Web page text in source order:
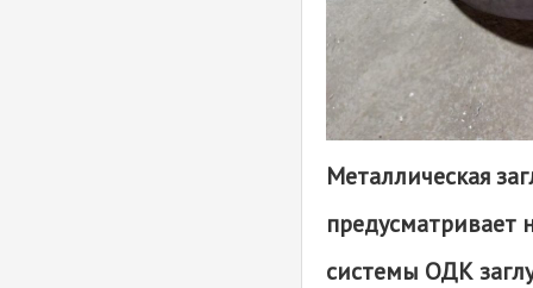
Металлическая
предусматривает
системы ОДК